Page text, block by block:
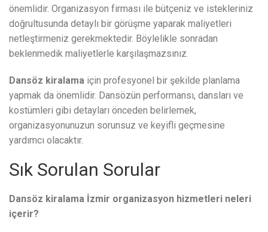
önemlidir. Organizasyon firması ile bütçeniz ve istekleriniz
doğrultusunda detaylı bir görüşme yaparak maliyetleri
netleştirmeniz gerekmektedir. Böylelikle sonradan
beklenmedik maliyetlerle karşılaşmazsınız.
Dansöz kiralama için profesyonel bir şekilde planlama
yapmak da önemlidir. Dansözün performansı, dansları ve
kostümleri gibi detayları önceden belirlemek,
organizasyonunuzun sorunsuz ve keyifli geçmesine
yardımcı olacaktır.
Sık Sorulan Sorular
Dansöz kiralama İzmir organizasyon hizmetleri neleri
içerir?